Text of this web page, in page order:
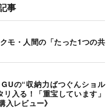
事
モ・人間の「たった1つの共
の“収納力ばつぐんショル
入る！「重宝しています」
入レビュー》